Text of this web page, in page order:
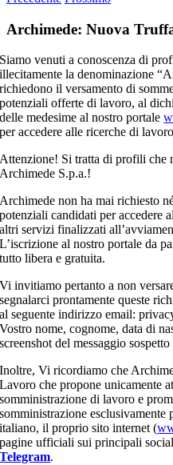
Archimede: Nuova
Siamo venuti a conoscenza di
illecitamente la denominazione
richiedono il versamento di
potenziali offerte di lavoro, al
delle medesime al nostro portale
per accedere alle ricerche di
Attenzione! Si tratta di profili che
Archimede S.p.a.!
Archimede non ha mai richiesto
potenziali candidati per accedere
altri servizi finalizzati
L’iscrizione al nostro portale da
tutto libera e gratuita.
Vi invitiamo pertanto a non
segnalarci prontamente queste
al seguente indirizzo email:
Vostro nome, cognome, data di
screenshot del messaggio
Inoltre, Vi ricordiamo che
Lavoro che propone unicamente
somministrazione di lavoro e
somministrazione
italiano, il proprio sito internet (
pagine ufficiali sui principali
Telegram.